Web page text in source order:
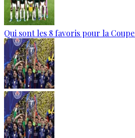
Qui sont les 8 favoris pour la